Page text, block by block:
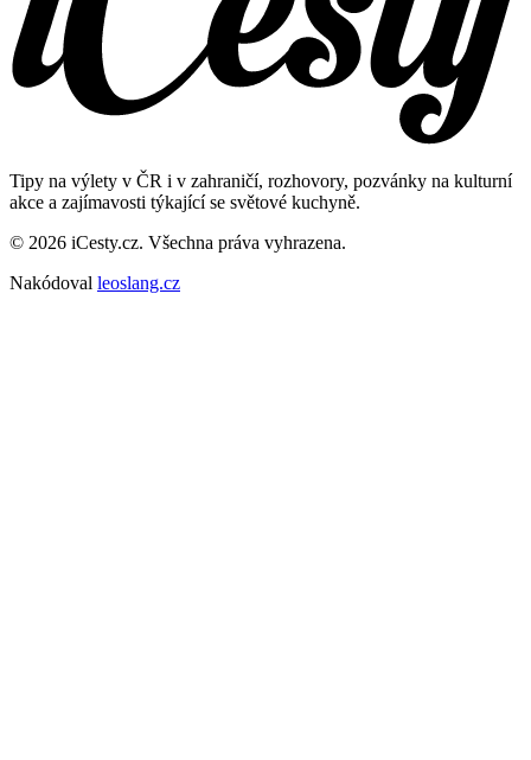
Tipy na výlety v ČR i v zahraničí, rozhovory, pozvánky na kulturní
akce a zajímavosti týkající se světové kuchyně.
© 2026 iCesty.cz. Všechna práva vyhrazena.
Nakódoval leoslang.cz